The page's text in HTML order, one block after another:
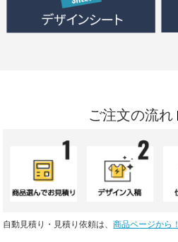
ご注文の流れ
自動見積り・見積り依頼は、商品ページから！